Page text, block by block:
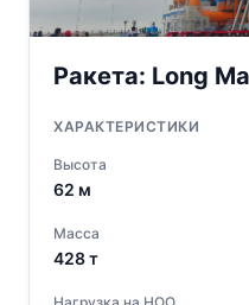
Ракета: Long
ХАРАКТЕРИСТИКИ
Высота
62 м
Масса
428т